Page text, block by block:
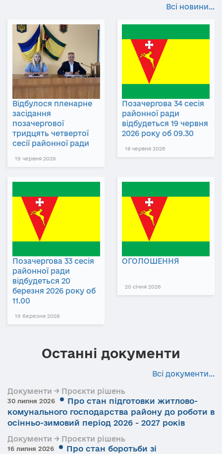
Всі новини...
Відбулося пленарне
засідання
позачергової
тридцять четвертої
сесії районної ради
19 червня 2026
Позачергова 34 сесія
районної ради
відбудеться 19 червня
2026 року об 09.30
18 червня 2026
Позачергова 33 сесія
районної ради
відбудеться 20
березня 2026 року об
11.00
19 березня 2026
ОГОЛОШЕННЯ
20 січня 2026
Останні документи
Всі документи...
Документи → Проєкти рішень
30 липня 2026
Про стан підготовки житлово-
комунального господарства району до роботи в
осінньо-зимовий період 2026 - 2027 років
Документи → Проєкти рішень
16 липня 2026
Про стан боротьби зі